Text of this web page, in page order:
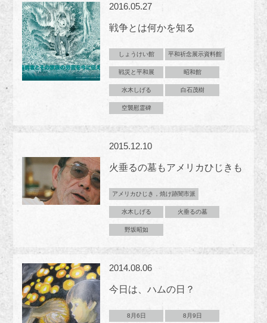
2016.05.27
戦争とは何かを知る
しょうけい館 平和祈念展示資料館
戦災と平和展 昭和館
水木しげる 白石茂樹
空襲慰霊碑
2015.12.10
火垂るの墓もアメリカひじきも
アメリカひじき，焼け跡闇市派
水木しげる 火垂るの墓
野坂昭如
2014.08.06
今日は、ハムの日？
8月6日 8月9日